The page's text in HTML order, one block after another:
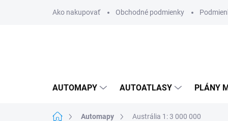
Ako nakupovať Obchodné podmienky
AUTOMAPY AUTOATLASY PLÁNY
DomovAutomapy Austrália 1: 3 000 000